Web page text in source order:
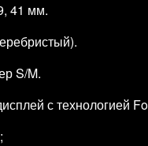
41 мм.
S/M.
с технологией